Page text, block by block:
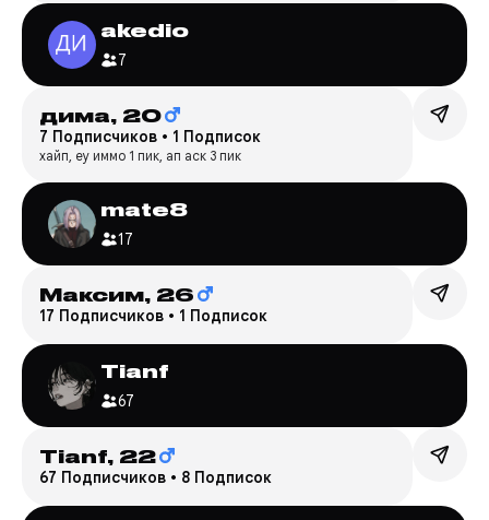
akedio
7
дима, 20
7 Подписчиков • 1 Подписок
хайп, еу иммо 1 пик, ап аск 3 пик
mate8
17
Максим, 26
17 Подписчиков • 1 Подписок
Tianf
67
Tianf, 22
67 Подписчиков • 8 Подписок